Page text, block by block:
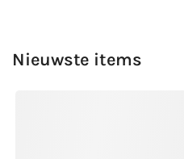
Nieuwste items